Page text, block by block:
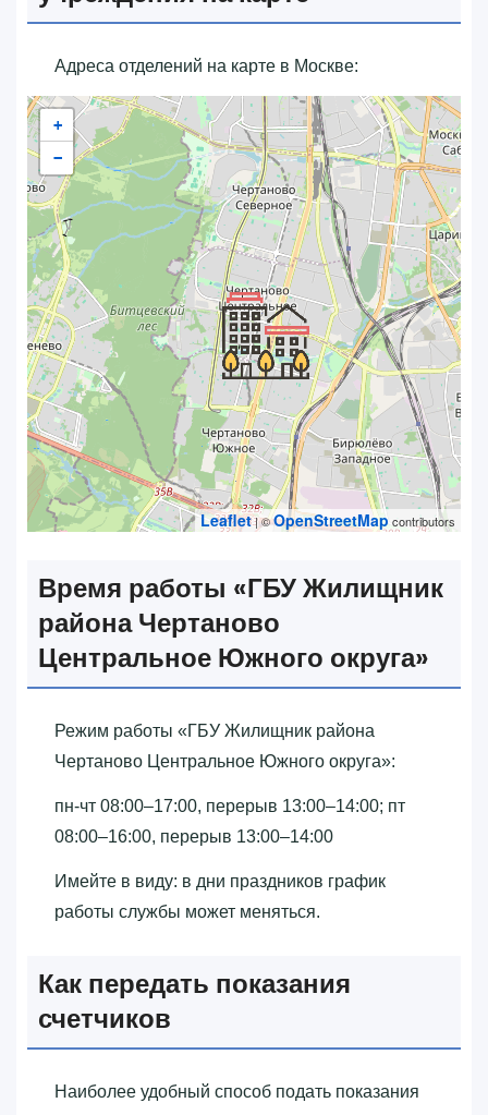
Адреса отделений на карте в Москве:
+
−
Leaflet| ©OpenStreetMap contributors
Время работы «‎ГБУ Жилищник
района Чертаново
Центральное Южного округа»‎
Режим работы «‎ГБУ Жилищник района
Чертаново Центральное Южного округа»‎:
пн-чт 08:00–17:00, перерыв 13:00–14:00; пт
08:00–16:00, перерыв 13:00–14:00
Имейте в виду: в дни праздников график
работы службы может меняться.
Как передать показания
счетчиков
Наиболее удобный способ подать показания